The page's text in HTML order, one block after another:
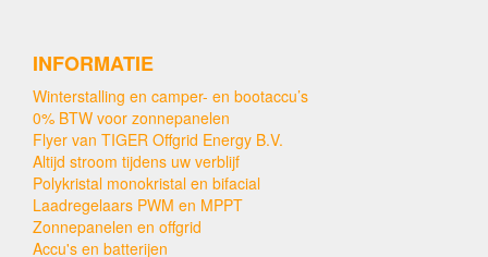
INFORMATIE
Winterstalling en camper- en bootaccu’s
0% BTW voor zonnepanelen
Flyer van TIGER Offgrid Energy B.V.
Altijd stroom tijdens uw verblijf
Polykristal monokristal en bifacial
Laadregelaars PWM en MPPT
Zonnepanelen en offgrid
Accu's en batterijen